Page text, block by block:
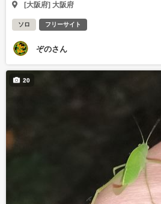
[大阪府] 大阪府
ソロ フリーサイト
ぞのさん
20